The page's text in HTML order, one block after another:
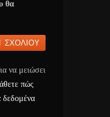
θα
να μειώσει
πώς
δεδομένα